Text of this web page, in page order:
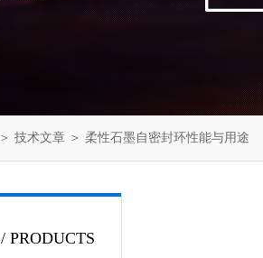
＞ 技术文章 ＞ 柔性石墨自密封环性能与用途
/ PRODUCTS